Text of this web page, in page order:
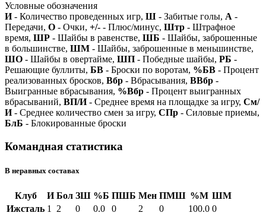
Условные обозначения
И- Количество проведенных игр, Ш - Забитые голы, А -
Передачи, О - Очки, +/- - Плюс/минус, Штр - Штрафное
время, ШР - Шайбы в равенстве, ШБ - Шайбы, заброшенные
в большинстве, ШМ - Шайбы, заброшенные в меньшинстве,
ШО - Шайбы в овертайме, ШП - Победные шайбы, РБ -
Решающие буллиты, БВ - Броски по воротам, %БВ - Процент
реализованных бросков, Вбр - Вбрасывания, ВВбр -
Выигранные вбрасывания, %Вбр - Процент выигранных
вбрасываний, ВП/И- Среднее время на площадке за игру, См/
И- Среднее количество смен за игру, СПр - Силовые приемы,
БлБ - Блокированные броски
Командная статистика
В неравных составах
Клуб И Бол ЗШ %Б ПШБ Мен ПМШ %М ШМ
Ижсталь 1 2 0 0.0 0 2 0 100.0 0